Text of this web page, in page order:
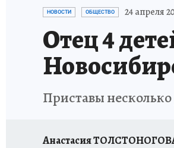
ОТДЫХ В РОССИИ
НОВОСТИ ОБЩЕСТВО 24 апреля
Отец 4
Приставы
Анастасия